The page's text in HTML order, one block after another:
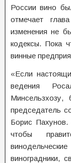
России вино
отмечает
изменения не
кодексы. Пока
винные
«Если
ведения
председатель
Борис
чтобы
виноградники,